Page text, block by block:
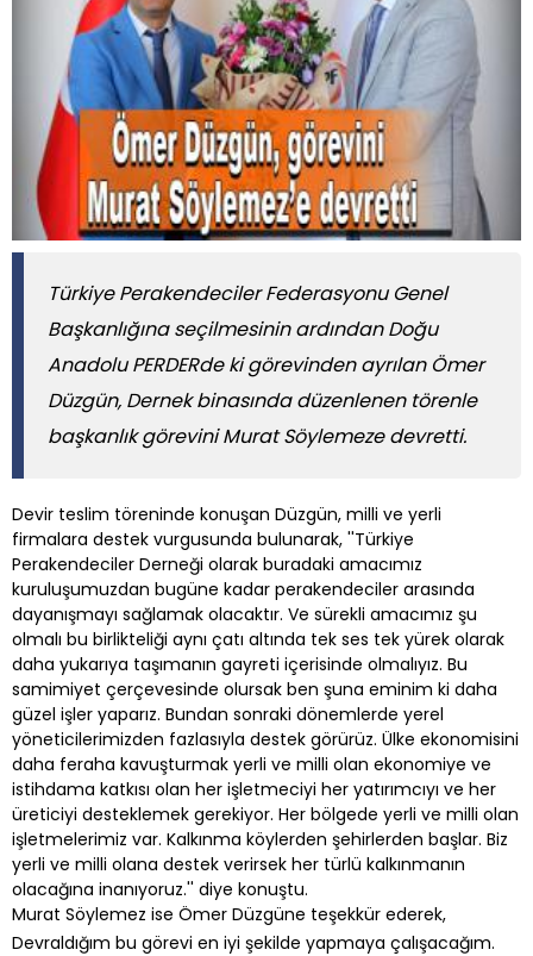
Türkiye Perakendeciler Federasyonu Genel
Başkanlığına seçilmesinin ardından Doğu
Anadolu PERDERde ki görevinden ayrılan Ömer
Düzgün, Dernek binasında düzenlenen törenle
başkanlık görevini Murat Söylemeze devretti.
Devir teslim töreninde konuşan Düzgün, milli ve yerli
firmalara destek vurgusunda bulunarak, ''Türkiye
Perakendeciler Derneği olarak buradaki amacımız
kuruluşumuzdan bugüne kadar perakendeciler arasında
dayanışmayı sağlamak olacaktır. Ve sürekli amacımız şu
olmalı bu birlikteliği aynı çatı altında tek ses tek yürek olarak
daha yukarıya taşımanın gayreti içerisinde olmalıyız. Bu
samimiyet çerçevesinde olursak ben şuna eminim ki daha
güzel işler yaparız. Bundan sonraki dönemlerde yerel
yöneticilerimizden fazlasıyla destek görürüz. Ülke ekonomisini
daha feraha kavuşturmak yerli ve milli olan ekonomiye ve
istihdama katkısı olan her işletmeciyi her yatırımcıyı ve her
üreticiyi desteklemek gerekiyor. Her bölgede yerli ve milli olan
işletmelerimiz var. Kalkınma köylerden şehirlerden başlar. Biz
yerli ve milli olana destek verirsek her türlü kalkınmanın
olacağına inanıyoruz.'' diye konuştu.
Murat Söylemez ise Ömer Düzgüne teşekkür ederek,
Devraldığım bu görevi en iyi şekilde yapmaya çalışacağım.